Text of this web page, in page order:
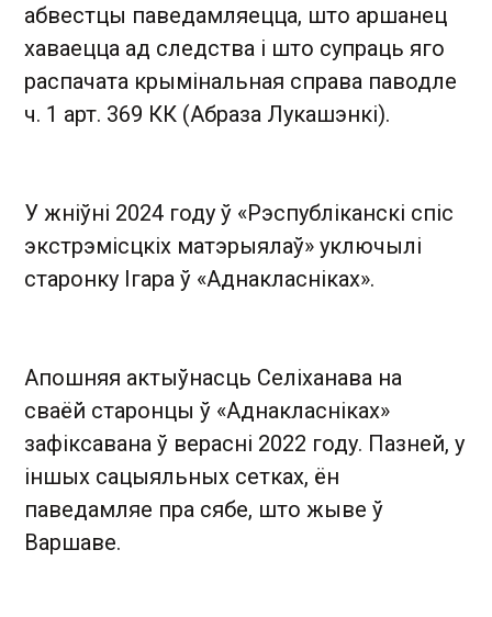
абвестцы паведамляецца, што аршанец
хаваецца ад следства і што супраць яго
распачата крымінальная справа паводле
ч. 1 арт. 369 КК (Абраза Лукашэнкі).
У жніўні 2024 году ў «Рэспубліканскі спіс
экстрэмісцкіх матэрыялаў» уключылі
старонку Ігара ў «Аднакласніках».
Апошняя актыўнасць Селіханава на
сваёй старонцы ў «Аднакласніках»
зафіксавана ў верасні 2022 году. Пазней, у
іншых сацыяльных сетках, ён
паведамляе пра сябе, што жыве ў
Варшаве.